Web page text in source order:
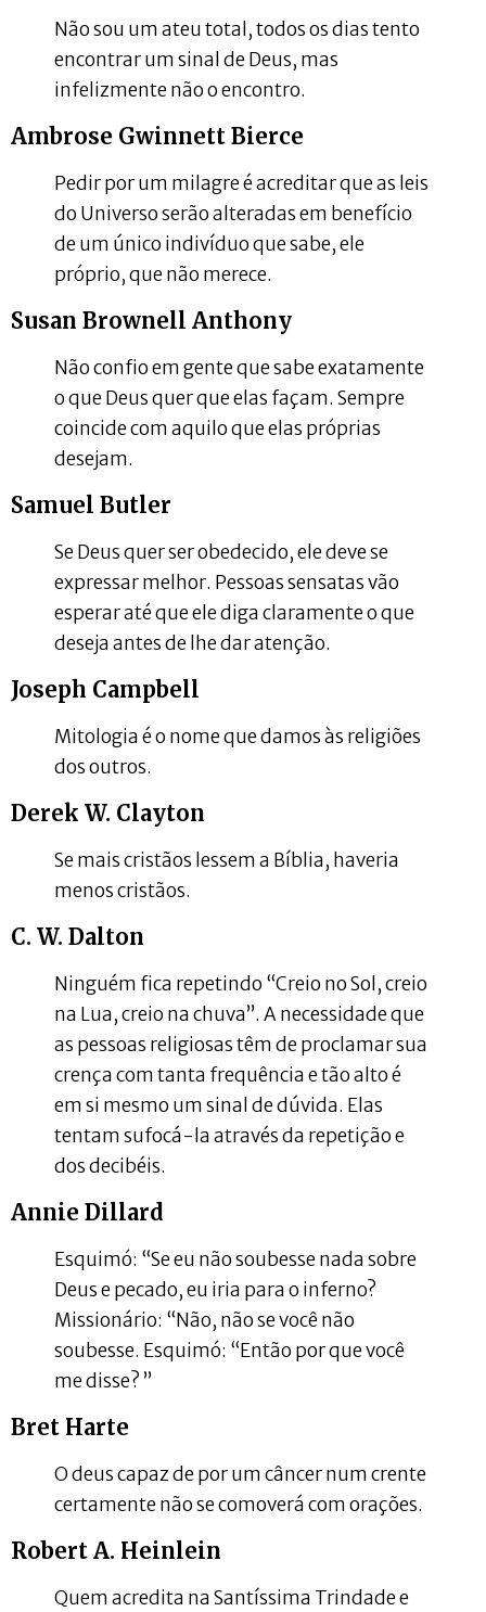
Não sou um ateu total, todos os dias tento
encontrar um sinal de Deus, mas
infelizmente não o encontro.
Ambrose Gwinnett Bierce
Pedir por um milagre é acreditar que as leis
do Universo serão alteradas em benefício
de um único indivíduo que sabe, ele
próprio, que não merece.
Susan Brownell Anthony
Não confio em gente que sabe exatamente
o que Deus quer que elas façam. Sempre
coincide com aquilo que elas próprias
desejam.
Samuel Butler
Se Deus quer ser obedecido, ele deve se
expressar melhor. Pessoas sensatas vão
esperar até que ele diga claramente o que
deseja antes de lhe dar atenção.
Joseph Campbell
Mitologia é o nome que damos às religiões
dos outros.
Derek W. Clayton
Se mais cristãos lessem a Bíblia, haveria
menos cristãos.
C. W. Dalton
Ninguém fica repetindo “Creio no Sol, creio
na Lua, creio na chuva”. A necessidade que
as pessoas religiosas têm de proclamar sua
crença com tanta frequência e tão alto é
em si mesmo um sinal de dúvida. Elas
tentam sufocá-la através da repetição e
dos decibéis.
Annie Dillard
Esquimó: “Se eu não soubesse nada sobre
Deus e pecado, eu iria para o inferno?
Missionário: “Não, não se você não
soubesse. Esquimó: “Então por que você
me disse? ”
Bret Harte
O deus capaz de por um câncer num crente
certamente não se comoverá com orações.
Robert A. Heinlein
Quem acredita na Santíssima Trindade e